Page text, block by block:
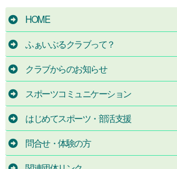
HOME
ふぁいぶるクラブって？
クラブからのお知らせ
スポーツコミュニケーション
はじめてスポーツ・部活支援
問合せ・体験の方